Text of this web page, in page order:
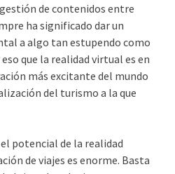
de contenidos entre
ha significado dar un
a algo tan estupendo como
que la realidad virtual es en
más excitante del mundo
del turismo a la que
potencial de la realidad
de viajes es enorme. Basta